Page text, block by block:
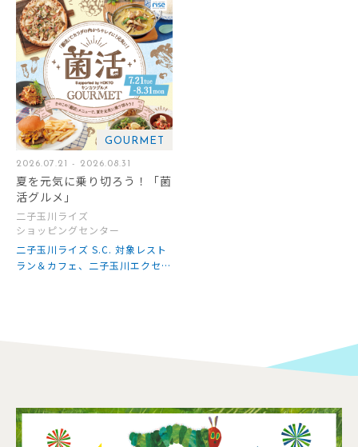
GOURMET
2026.07.21 - 2026.08.31
夏を元気に乗り切ろう！「菌
活グルメ」
二子玉川ライズ
ショッピングセンター
二子玉川ライズ S.C. 対象レスト
ラン＆カフェ、二子玉川エクセル